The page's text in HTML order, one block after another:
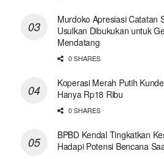
Murdoko Apresiasi Catatan
Usulkan Dibukukan untuk
Mendatang
0 SHARES
Koperasi Merah Putih
Hanya Rp18 Ribu
0 SHARES
BPBD Kendal Tingkatkan
Hadapi Potensi Bencana